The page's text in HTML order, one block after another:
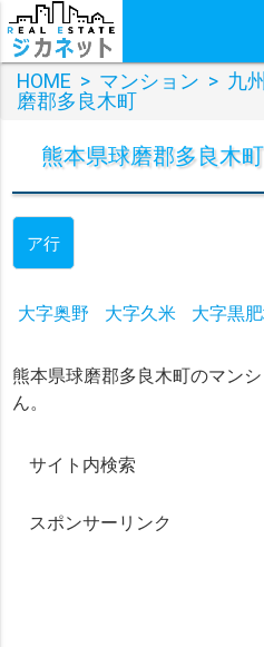
HOME > マンション > 九
磨郡多良木町
熊本県球磨郡多良木
ア行
大字奥野 大字久米 大字黒
熊本県球磨郡多良木町のマン
ん。
サイト内検索
スポンサーリンク